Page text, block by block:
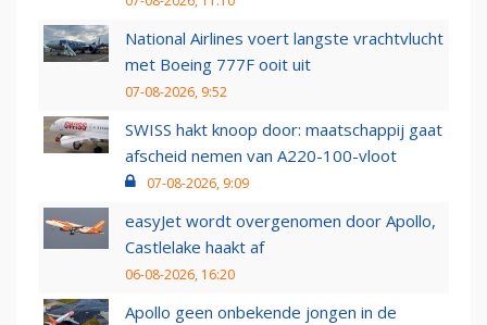
National Airlines voert langste vrachtvlucht
met Boeing 777F ooit uit
07-08-2026, 9:52
SWISS hakt knoop door: maatschappij gaat
afscheid nemen van A220-100-vloot
07-08-2026, 9:09
easyJet wordt overgenomen door Apollo,
Castlelake haakt af
06-08-2026, 16:20
Apollo geen onbekende jongen in de